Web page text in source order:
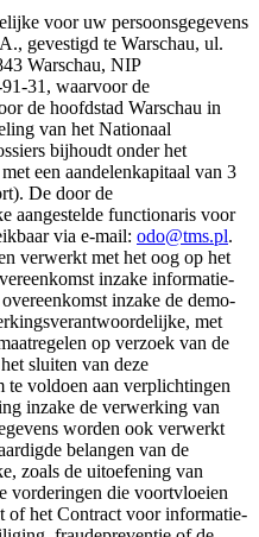
voor uw persoonsgegevens
gevestigd te Warschau, ul.
Warschau, NIP
31, waarvoor de
de hoofdstad Warschau in
van het Nationaal
bijhoudt onder het
een aandelenkapitaal van 3
De door de
aangestelde functionaris voor
via e-mail: odo@tms.pl.
verwerkt met het oog op het
inzake informatie-
inzake de demo-
met
op verzoek van de
sluiten van deze
te voldoen aan verplichtingen
inzake de verwerking van
worden ook verwerkt
belangen van de
zoals de uitoefening van
vorderingen die voortvloeien
of het Contract voor informatie-